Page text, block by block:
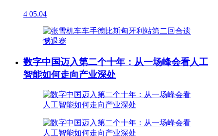
4 05.04
数字中国迈入第二个十年：从一场峰会看人工
智能如何走向产业深处